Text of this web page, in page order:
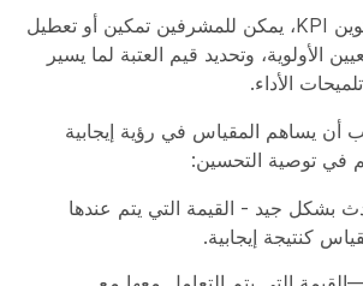
في طريقة عرض تكوين KPI، يمكن للمشرفين تمكين أو تعطيل
الأولوية، وتحديد قيم العتبة لما يسير
الأداء.
أن يساهم المقياس في رؤية إيجابية
في توصية التحسين:
بشكل جيد - القيمة التي يتم عندها
كنتيجة إيجابية.